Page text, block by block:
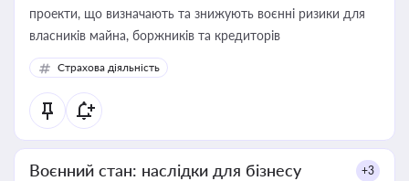
проекти, що визначають та знижують воєнні ризики для
власників майна, боржників та кредиторів
Страхова діяльність
Воєнний стан: наслідки для бізнесу +3